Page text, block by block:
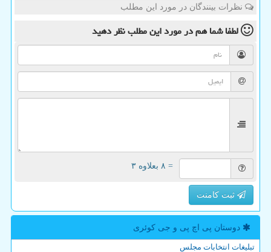
نظرات بینندگان در مورد این مطلب
لطفا شما همدر مورد این مطلبنظر دهید
= ۸ بعلاوه ۳
ثبت کامنت
دوستان پی اچ پی و جی كوئری
تبلیغات انتخابات مجلس